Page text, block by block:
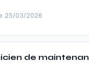
25/03/2026
de